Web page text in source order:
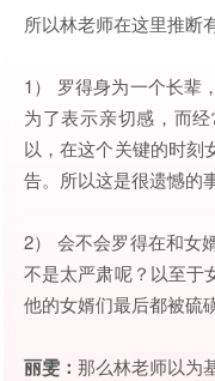
所以林老师在这里推断
1） 罗得身为一个长辈
为了表示亲切感，而
以，在这个关键的时刻
告。所以这是很遗憾的事
2） 会不会罗得在和女
不是太严肃呢？以至于
他的女婿们最后都被硫
丽雯： 那么林老师以为